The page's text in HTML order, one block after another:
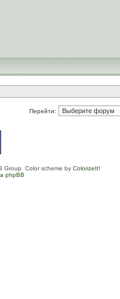
Перейти:
Group. Color scheme by ColorizeIt!
phpBB